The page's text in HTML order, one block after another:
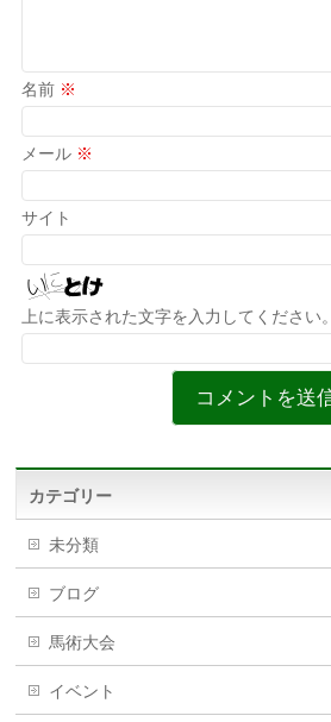
名前 ※
メール ※
サイト
上に表示された文字を入力してください。
カテゴリー
未分類
ブログ
馬術大会
イベント